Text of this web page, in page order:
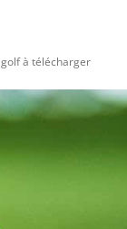
à télécharger